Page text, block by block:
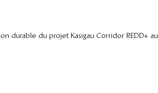
durable du projet Kasigau Corridor REDD+ au